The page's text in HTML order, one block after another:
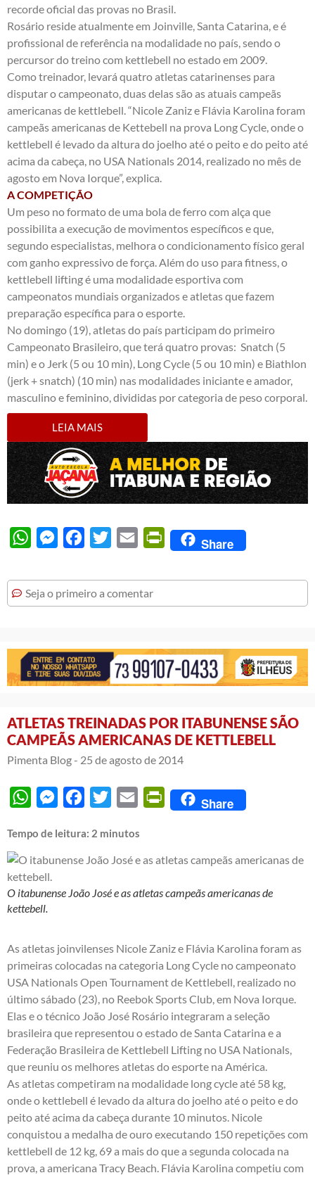
recorde oficial das provas no Brasil.
Rosário reside atualmente em Joinville, Santa Catarina, e é
profissional de referência na modalidade no país, sendo o
percursor do treino com kettlebell no estado em 2009.
Como treinador, levará quatro atletas catarinenses para
disputar o campeonato, duas delas são as atuais campeãs
americanas de kettlebell. “Nicole Zaniz e Flávia Karolina foram
campeãs americanas de Kettebell na prova Long Cycle, onde o
kettlebell é levado da altura do joelho até o peito e do peito até
acima da cabeça, no USA Nationals 2014, realizado no mês de
agosto em Nova Iorque”, explica.
A COMPETIÇÃO
Um peso no formato de uma bola de ferro com alça que
possibilita a execução de movimentos específicos e que,
segundo especialistas, melhora o condicionamento físico geral
com ganho expressivo de força. Além do uso para fitness, o
kettlebell lifting é uma modalidade esportiva com
campeonatos mundiais organizados e atletas que fazem
preparação específica para o esporte.
No domingo (19), atletas do país participam do primeiro
Campeonato Brasileiro, que terá quatro provas: Snatch (5
min) e o Jerk (5 ou 10 min), Long Cycle (5 ou 10 min) e Biathlon
(jerk + snatch) (10 min) nas modalidades iniciante e amador,
masculino e feminino, divididas por categoria de peso corporal.
LEIA MAIS
WhatsAppMessengerFacebook
Twitter Email PrintFriendly
Share
Seja o primeiro a comentar
ATLETAS TREINADAS POR ITABUNENSE SÃO
CAMPEÃS AMERICANAS DE KETTLEBELL
Pimenta Blog - 25 de agosto de 2014
WhatsAppMessengerFacebook
Twitter Email PrintFriendly
Share
Tempo de leitura: 2 minutos
O itabunense João José e as atletas campeãs americanas de
kettebell.
As atletas joinvilenses Nicole Zaniz e Flávia Karolina foram as
primeiras colocadas na categoria Long Cycle no campeonato
USA Nationals Open Tournament de Kettlebell, realizado no
último sábado (23), no Reebok Sports Club, em Nova Iorque.
Elas e o técnico João José Rosário integraram a seleção
brasileira que representou o estado de Santa Catarina e a
Federação Brasileira de Kettlebell Lifting no USA Nationals,
que reuniu os melhores atletas do esporte na América.
As atletas competiram na modalidade long cycle até 58 kg,
onde o kettlebell é levado da altura do joelho até o peito e do
peito até acima da cabeça durante 10 minutos. Nicole
conquistou a medalha de ouro executando 150 repetições com
kettlebell de 12 kg, 69 a mais do que a segunda colocada na
prova, a americana Tracy Beach. Flávia Karolina competiu com